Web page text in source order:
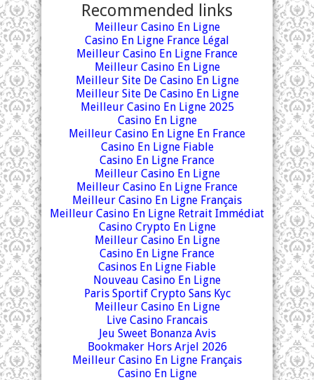
Recommended links
Meilleur Casino En Ligne
Casino En Ligne France Légal
Meilleur Casino En Ligne France
Meilleur Casino En Ligne
Meilleur Site De Casino En Ligne
Meilleur Site De Casino En Ligne
Meilleur Casino En Ligne 2025
Casino En Ligne
Meilleur Casino En Ligne En France
Casino En Ligne Fiable
Casino En Ligne France
Meilleur Casino En Ligne
Meilleur Casino En Ligne France
Meilleur Casino En Ligne Français
Meilleur Casino En Ligne Retrait Immédiat
Casino Crypto En Ligne
Meilleur Casino En Ligne
Casino En Ligne France
Casinos En Ligne Fiable
Nouveau Casino En Ligne
Paris Sportif Crypto Sans Kyc
Meilleur Casino En Ligne
Live Casino Francais
Jeu Sweet Bonanza Avis
Bookmaker Hors Arjel 2026
Meilleur Casino En Ligne Français
Casino En Ligne